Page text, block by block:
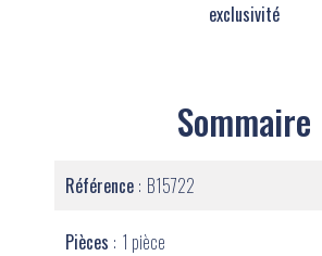
exclusivité
Sommaire
Référence B15722
Pièces 1 pièce